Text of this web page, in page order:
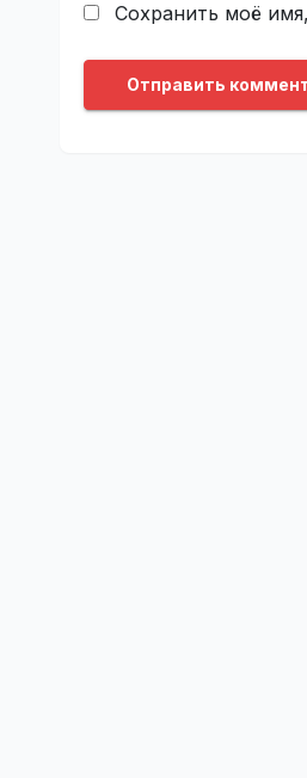
Сохранить моё